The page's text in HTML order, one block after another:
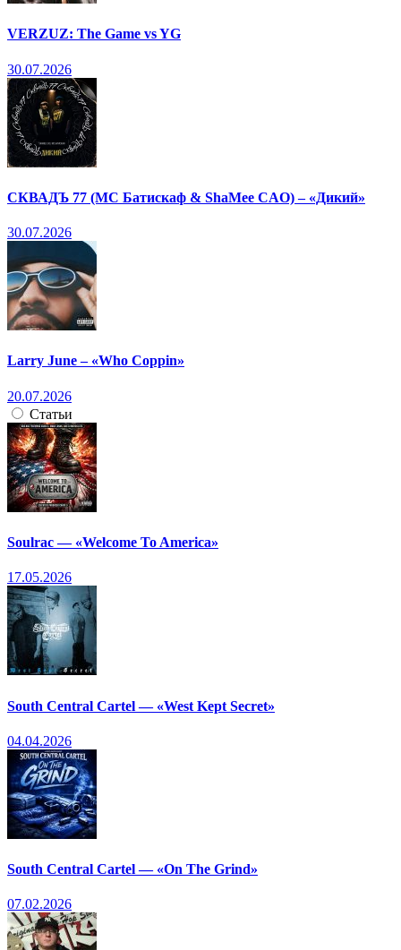
VERZUZ: The Game vs YG
30.07.2026
СКВАДЪ 77 (МС Батискаф & ShaMee CAO) – «Дикий»
30.07.2026
Larry June – «Who Coppin»
20.07.2026
Статьи
Soulrac — «Welcome To America»
17.05.2026
South Central Cartel — «West Kept Secret»
04.04.2026
South Central Cartel — «On The Grind»
07.02.2026